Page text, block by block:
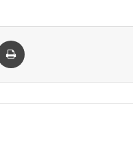
via Email